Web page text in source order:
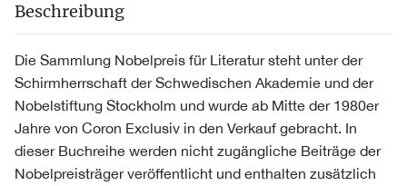
Beschreibung
Die Sammlung Nobelpreis für Literatur steht unter der
Schirmherrschaft der Schwedischen Akademie und der
Nobelstiftung Stockholm und wurde ab Mitte der 1980er
Jahre von Coron Exclusiv in den Verkauf gebracht. In
dieser Buchreihe werden nicht zugängliche Beiträge der
Nobelpreisträger veröffentlicht und enthalten zusätzlich